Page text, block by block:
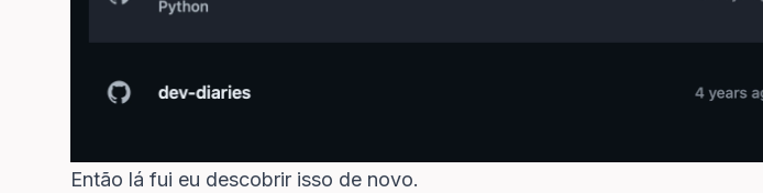
Então lá fui eu descobrir isso de novo.